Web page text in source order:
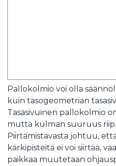
Pallokolmio voi olla
kuin tasogeometrian
Tasasivuinen pallokolmio
mutta kulman suuruus
Piirtämistavasta johtuu,
kärkipisteitä ei voi siirtää,
paikkaa muutetaan